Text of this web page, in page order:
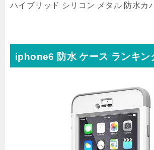
ハイブリッド シリコン メタル 防水カ
iphone6 防水 ケース ランキン